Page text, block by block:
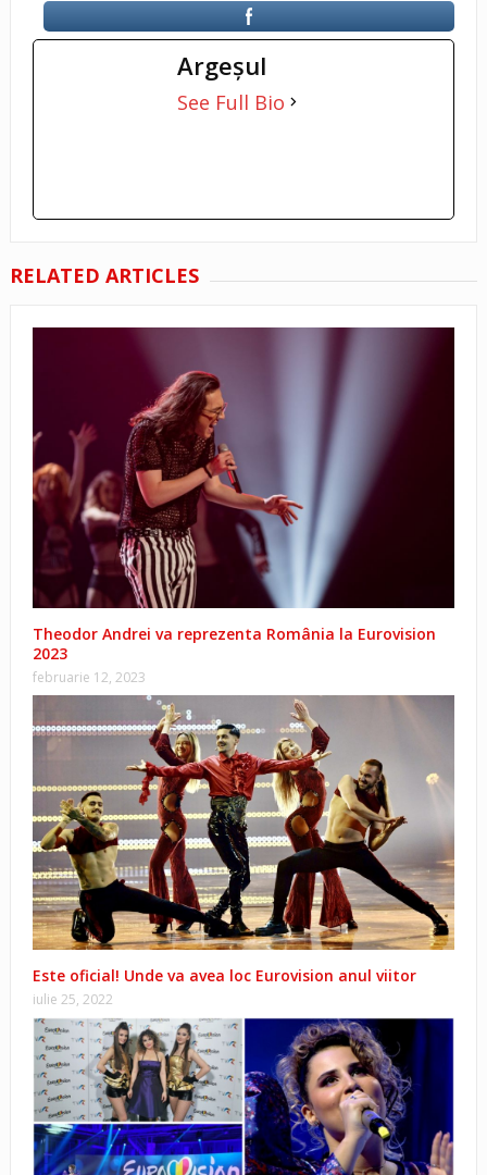
Argeşul
See Full Bio
RELATED ARTICLES
Theodor Andrei va reprezenta România la Eurovision
2023
februarie 12, 2023
Este oficial! Unde va avea loc Eurovision anul viitor
iulie 25, 2022